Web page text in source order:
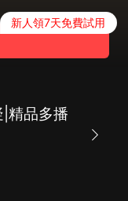
新人領7天免費試用
|精品多播